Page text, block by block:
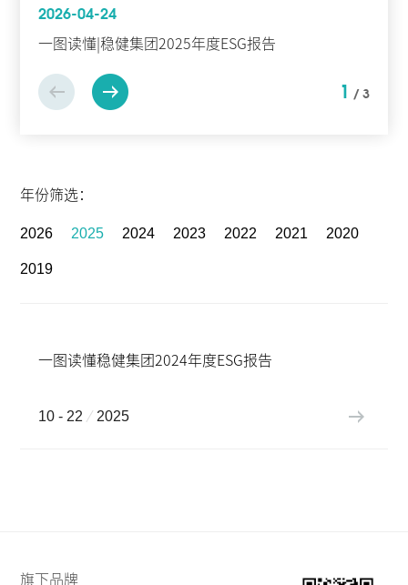
2026-04-24
一图读懂|稳健集团2025年度ESG报告
1 /3
年份筛选：
2026 2025 2024 2023 2022 2021 2020
2019
一图读懂稳健集团2024年度ESG报告
10 - 22 2025
旗下品牌